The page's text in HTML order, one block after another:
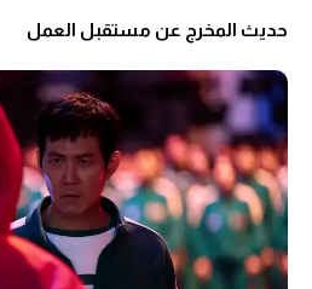
حديث المخرج عن مستقبل العمل